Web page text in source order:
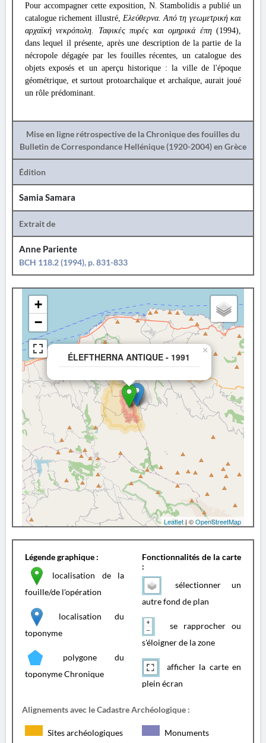
Pour accompagner cette exposition, N. Stambolidis a publié un
catalogue richement illustré, Ελεύθερνα. Από τη γεωμετρική και
αρχαϊκή νεκρόπολη. Ταφικές πυρές και ομηρικά έπη(1994),
dans lequel il présente, après une description de la partie de la
nécropole dégagée par les fouilles récentes, un catalogue des
objets exposés et un aperçu historique : la ville de l'époque
géométrique, et surtout protoarchaïque et archaïque, aurait joué
un rôle prédominant.
Mise en ligne rétrospective de la Chronique des fouilles du
Bulletin de Correspondance Hellénique (1920-2004) en Grèce
Édition
Samia Samara
Extrait de
Anne Pariente
BCH 118.2 (1994), p. 831-833
ÉLEFTHERNA ANTIQUE - 1991
×
+
−
Leaflet| ©OpenStreetMap
Légende graphique :
localisation de la
fouille/de l'opération
localisation du
toponyme
polygone du
toponyme Chronique
Fonctionnalités de la carte
:
sélectionner un
autre fond de plan
se rapprocher ou
s'éloigner de la zone
afficher la carte en
plein écran
Alignements avec le Cadastre Archéologique :
Sites archéologiques Monuments